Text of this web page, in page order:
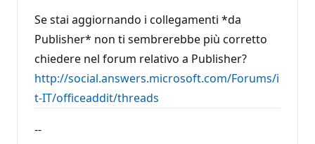
Se stai aggiornando i collegamenti *da
Publisher* non ti sembrerebbe più corretto
chiedere nel forum relativo a Publisher?
http://social.answers.microsoft.com/Forums/i
t-IT/officeaddit/threads
--